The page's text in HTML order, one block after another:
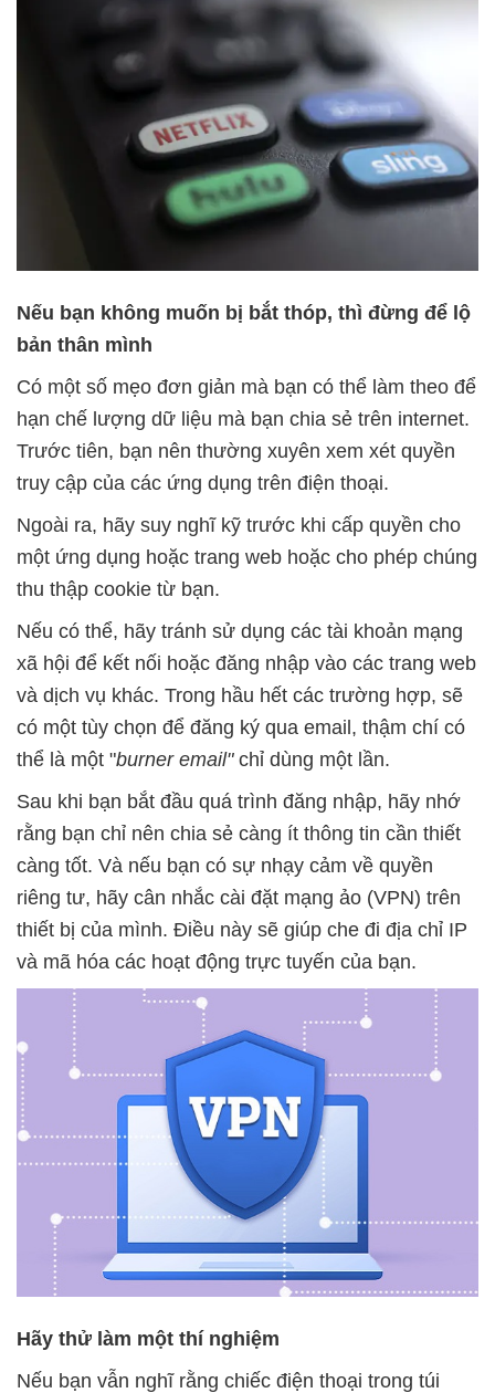
Nếu bạn không muốn bị bắt thóp, thì đừng để lộ
bản thân mình
Có một số mẹo đơn giản mà bạn có thể làm theo để
hạn chế lượng dữ liệu mà bạn chia sẻ trên internet.
Trước tiên, bạn nên thường xuyên xem xét quyền
truy cập của các ứng dụng trên điện thoại.
Ngoài ra, hãy suy nghĩ kỹ trước khi cấp quyền cho
một ứng dụng hoặc trang web hoặc cho phép chúng
thu thập cookie từ bạn.
Nếu có thể, hãy tránh sử dụng các tài khoản mạng
xã hội để kết nối hoặc đăng nhập vào các trang web
và dịch vụ khác. Trong hầu hết các trường hợp, sẽ
có một tùy chọn để đăng ký qua email, thậm chí có
thể là một "burner email"chỉ dùng một lần.
Sau khi bạn bắt đầu quá trình đăng nhập, hãy nhớ
rằng bạn chỉ nên chia sẻ càng ít thông tin cần thiết
càng tốt. Và nếu bạn có sự nhạy cảm về quyền
riêng tư, hãy cân nhắc cài đặt mạng ảo (VPN) trên
thiết bị của mình. Điều này sẽ giúp che đi địa chỉ IP
và mã hóa các hoạt động trực tuyến của bạn.
Hãy thử làm một thí nghiệm
Nếu bạn vẫn nghĩ rằng chiếc điện thoại trong túi